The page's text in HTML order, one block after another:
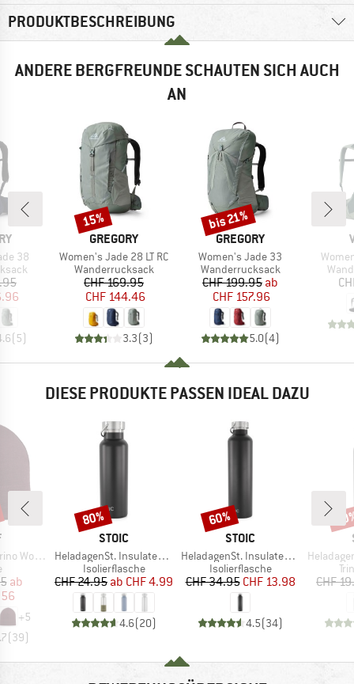
PRODUKTBESCHREIBUNG
ANDERE BERGFREUNDE SCHAUTEN SICH AUCH
AN
38
Preis
( 5)
MARKE
GREGORY
Artikel
Women's Jade 28 LT RC
Produktgruppe
Wanderrucksack
Preis
CHF 169.95reduzierter Preis
CHF 144.46
3.3(3)
Rabatt
15%
MARKE
GREGORY
Artikel
Women's Jade 33
Produktgruppe
Wanderrucksack
Preis
CHF 199.95reduzierter Preis
ab
CHF 157.96
5.0(4)
Rabatt
bis 21%
Artikel
DIESE PRODUKTE PASSEN IDEAL DAZU
Hat
Preis
ab
+5
(39)
MARKE
STOIC
Artikel
HeladagenSt. Insulated Stainless Steel Bottle 500
Produktgruppe
Isolierflasche
Preis
CHF 24.95 reduzierter Preis
ab CHF 4.99
4.6(20)
Rabatt
80%
MARKE
STOIC
Artikel
HeladagenSt. Insulated Stainless Steel Bottle 1L
Produktgruppe
Isolierflasche
Preis
CHF 34.95reduzierter Preis
CHF 13.98
4.5(34)
Rabatt
60%
Artikel
HeladagenSt.
CHF